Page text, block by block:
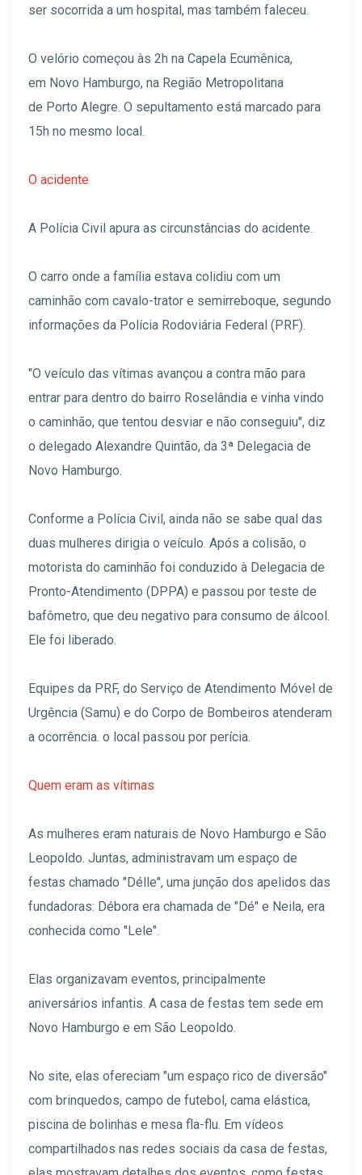
ser socorrida a um hospital, mas também faleceu.
O velório começou às 2h na Capela Ecumênica,
em Novo Hamburgo, na Região Metropolitana
de Porto Alegre. O sepultamento está marcado para
15h no mesmo local.
O acidente
A Polícia Civil apura as circunstâncias do acidente.
O carro onde a família estava colidiu com um
caminhão com cavalo-trator e semirreboque, segundo
informações da Polícia Rodoviária Federal (PRF).
"O veículo das vítimas avançou a contra mão para
entrar para dentro do bairro Roselândia e vinha vindo
o caminhão, que tentou desviar e não conseguiu", diz
o delegado Alexandre Quintão, da 3ª Delegacia de
Novo Hamburgo.
Conforme a Polícia Civil, ainda não se sabe qual das
duas mulheres dirigia o veículo. Após a colisão, o
motorista do caminhão foi conduzido à Delegacia de
Pronto-Atendimento (DPPA) e passou por teste de
bafômetro, que deu negativo para consumo de álcool.
Ele foi liberado.
Equipes da PRF, do Serviço de Atendimento Móvel de
Urgência (Samu) e do Corpo de Bombeiros atenderam
a ocorrência. o local passou por perícia.
Quem eram as vítimas
As mulheres eram naturais de Novo Hamburgo e São
Leopoldo. Juntas, administravam um espaço de
festas chamado "Délle", uma junção dos apelidos das
fundadoras: Débora era chamada de "Dé" e Neila, era
conhecida como "Lele".
Elas organizavam eventos, principalmente
aniversários infantis. A casa de festas tem sede em
Novo Hamburgo e em São Leopoldo.
No site, elas ofereciam "um espaço rico de diversão"
com brinquedos, campo de futebol, cama elástica,
piscina de bolinhas e mesa fla-flu. Em vídeos
compartilhados nas redes sociais da casa de festas,